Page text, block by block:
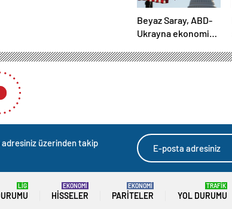
Beyaz Saray, ABD-
Ukrayna ekonomik
anlaşmasının
üzerinden takip
LİG
HISSELER
EKONOMİ
PARITELER
EKONOMİ
YOL DURUMU
TRAFİK